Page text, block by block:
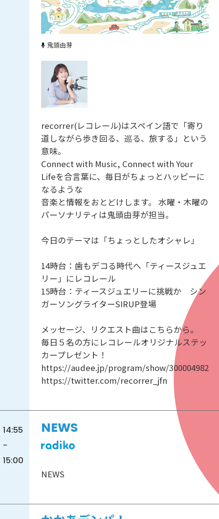
鬼頭由芽
recorrer(レコレール)はスペイン語で「寄り
道しながら歩き回る、巡る、旅する」という
意味。
Connect with Music, Connect with Your
Lifeを合言葉に、毎日がちょっとハッピーに
なるような
音楽と情報をおとどけします。 水曜・木曜の
パーソナリティは鬼頭由芽が担当。
今日のテーマは「ちょっとしたオシャレ」
14時台：歯もデコる時代へ「ティースジュエ
リー」にレコレール
15時台：ティースジュエリーに挑戦か シン
ガーソングライターSIRUP登場
メッセージ、リクエスト曲はこちらから。
毎日５名の方にレコレールオリジナルステッ
カープレゼント！
https://audee.jp/program/show/300004982
https://twitter.com/recorrer_jfn
14:55
-
15:00
NEWS
NEWS